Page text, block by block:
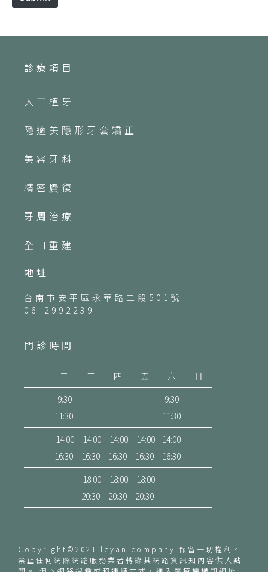
診療項目
人工植牙
隱適美隱形牙套矯正
美容牙科
精密贗復
牙周治療
全口重建
地址
台南市安平區永華路二段501號
06-2992239
門診時間
一 二 三 四 五 六
日
9:30
11:30
9:30
11:30
14:00
16:30
14:00
16:30
14:00
16:30
14:00
16:30
14:00
16:30
18:00
20:30
18:00
20:30
18:00
20:30
Copyright©2021 leyan company 保留一切權利。
禁止任何網際網路服務業者轉錄其網路資訊知內容供人點